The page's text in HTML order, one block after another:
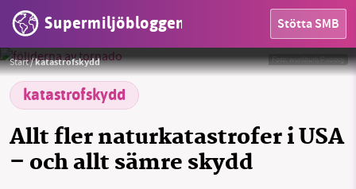
Supermiljöbloggen Stötta SMB
OMRÅDEN
MILJÖFAKTA
OM OSS
Start/katastrofskydd
katastrofskydd
Allt fler naturkatastrofer i USA
– och allt sämre skydd
Foto:wurliburli/Pixabay